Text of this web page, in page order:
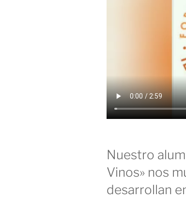
Nuestro
Vinos» nos
desarrollan